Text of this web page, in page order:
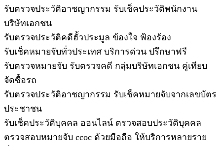
รับตรวจประวัติอาชญากรรม รับเช็คประวัติพนักงาน
บริษัทเอกชน
รับตรวจประวัติคดีฮั้วประมูล ข้องใจ ฟ้องร้อง
รับเช็คหมายจับทั่วประเทศ บริการด่วน ปรึกษาฟรี
รับตรวจหมายจับ รับตรวจคดี กลุ่มบริษัทเอกชน คู่เทียบ
จัดซื้อรถ
รับตรวจประวัติอาชญากรรม รับเช็คหมายจับจากเลขบัตร
ประชาชน
รับเช็คประวัติบุคคล ออนไลน์ ตรวจสอบประวัติบุคคล
ตรวจสอบหมายจับ ccoc ด้วยมือถือ ให้บริการหลายราย